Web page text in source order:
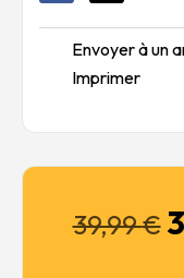
Envoyer à un
Imprimer
39,99€